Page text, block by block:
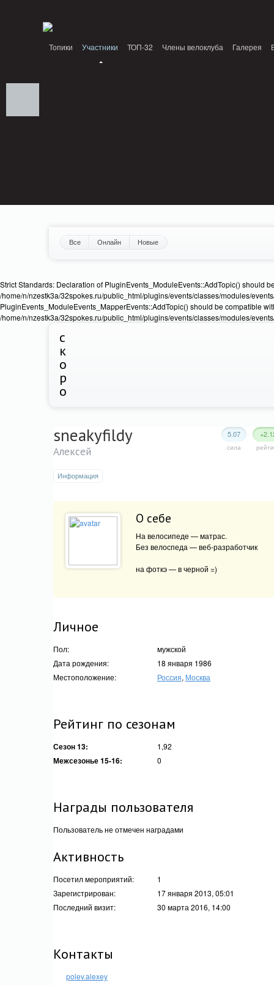
Топики Участники ТОП-32 Члены велоклуба Галерея
Все Онлайн Новые
Strict Standards: Declaration of PluginEvents_ModuleEvents::AddTopic() should
/home/n/nzestk3a/32spokes.ru/public_html/plugins/events/classes/modules/
PluginEvents_ModuleEvents_MapperEvents::AddTopic() should be compatible
/home/n/nzestk3a/32spokes.ru/public_html/plugins/events/classes/modules/
с
к
о
р
о
5.07
сила
sneakyfildy
Алексей
Информация
О себе
На велосипеде — матрас.
Без велоспеда — веб-разработчик
на фоткэ — в черной =)
Личное
Пол:
мужской
Дата рождения:
18 января 1986
Местоположение:
Россия, Москва
Рейтинг по сезонам
Сезон 13: 1,92
Межсезонье 15-16: 0
Награды пользователя
Пользователь не отмечен наградами
Активность
Посетил мероприятий:
1
Зарегистрирован:
17 января 2013, 05:01
Последний визит:
30 марта 2016, 14:00
Контакты
polev.alexey